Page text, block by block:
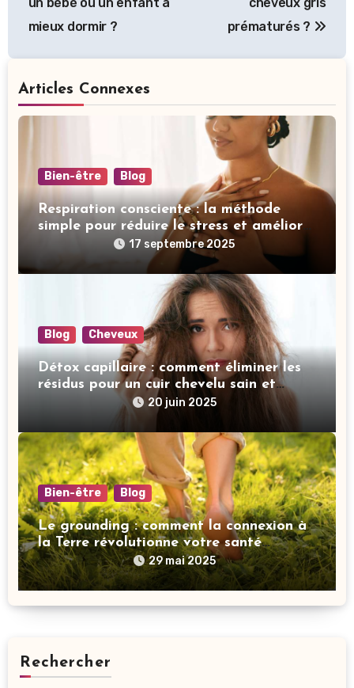
mieux dormir ?
prématurés ?
Articles Connexes
Bien-être Blog
Respiration consciente : la méthode
simple pour réduire le stress et améliorer
votre sommeil17 septembre 2025
Blog Cheveux
Détox capillaire : comment éliminer les
résidus pour un cuir chevelu sain et
20 juin 2025
Bien-être Blog
Le grounding : comment la connexion à
la Terre révolutionne votre santé
mentale
29 mai 2025
Rechercher